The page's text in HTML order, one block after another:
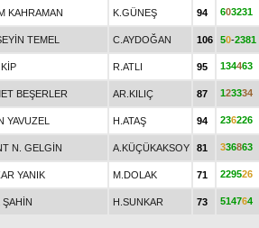
KAHRAMAN K.GÜNEŞ 94 603231
TEMEL C.AYDOĞAN 106 50-2381
R.ATLI 95 134463
BEŞERLER AR.KILIÇ 87 123334
YAVUZEL H.ATAŞ 94 236226
N. GELGİN A.KÜÇÜKAKSOY 81 336863
YANIK M.DOLAK 71 229526
ŞAHİN H.SUNKAR 73 514764